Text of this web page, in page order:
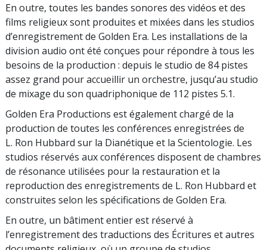
En outre, toutes les bandes sonores des vidéos et des
films religieux sont produites et mixées dans les studios
d’enregistrement de Golden Era. Les installations de la
division audio ont été conçues pour répondre à tous les
besoins de la production : depuis le studio de 84 pistes
assez grand pour accueillir un orchestre, jusqu’au studio
de mixage du son quadriphonique de 112 pistes 5.1.
Golden Era Productions est également chargé de la
production de toutes les conférences enregistrées de
L. Ron Hubbard sur la Dianétique et la Scientologie. Les
studios réservés aux conférences disposent de chambres
de résonance utilisées pour la restauration et la
reproduction des enregistrements de L. Ron Hubbard et
construites selon les spécifications de Golden Era.
En outre, un bâtiment entier est réservé à
l’enregistrement des traductions des Écritures et autres